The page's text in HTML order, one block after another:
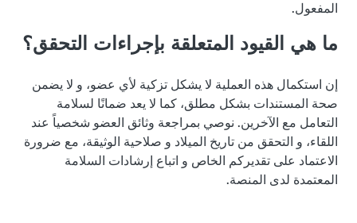
المفعول.
ما هي القيود المتعلقة بإجراءات التحقق؟
إن استكمال هذه العملية لا يشكل تزكية لأي عضو، و لا يضمن
صحة المستندات بشكل مطلق، كما لا يعد ضمانًا لسلامة
التعامل مع الآخرين. نوصي بمراجعة وثائق العضو شخصياً عند
اللقاء، و التحقق من تاريخ الميلاد و صلاحية الوثيقة، مع ضرورة
الاعتماد على تقديركم الخاص و اتباع إرشادات السلامة
المعتمدة لدى المنصة.